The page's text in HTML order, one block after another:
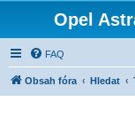
Opel
FAQ
Obsah fóra Hledat